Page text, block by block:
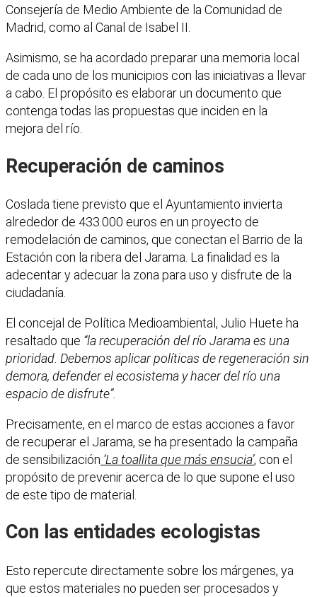
Consejería de Medio Ambiente de la Comunidad de
Madrid, como al Canal de Isabel II.
Asimismo, se ha acordado preparar una memoria local
de cada uno de los municipios con las iniciativas a llevar
a cabo. El propósito es elaborar un documento que
contenga todas las propuestas que inciden en la
mejora del río.
Recuperación de caminos
Coslada tiene previsto que el Ayuntamiento invierta
alrededor de 433.000 euros en un proyecto de
remodelación de caminos, que conectan el Barrio de la
Estación con la ribera del Jarama. La finalidad es la
adecentar y adecuar la zona para uso y disfrute de la
ciudadanía.
El concejal de Política Medioambiental, Julio Huete ha
resaltado que “la recuperación del río Jarama es una
prioridad. Debemos aplicar políticas de regeneración sin
demora, defender el ecosistema y hacer del río una
espacio de disfrute”.
Precisamente, en el marco de estas acciones a favor
de recuperar el Jarama, se ha presentado la campaña
de sensibilización ‘La toallita que más ensucia’, con el
propósito de prevenir acerca de lo que supone el uso
de este tipo de material.
Con las entidades ecologistas
Esto repercute directamente sobre los márgenes, ya
que estos materiales no pueden ser procesados y